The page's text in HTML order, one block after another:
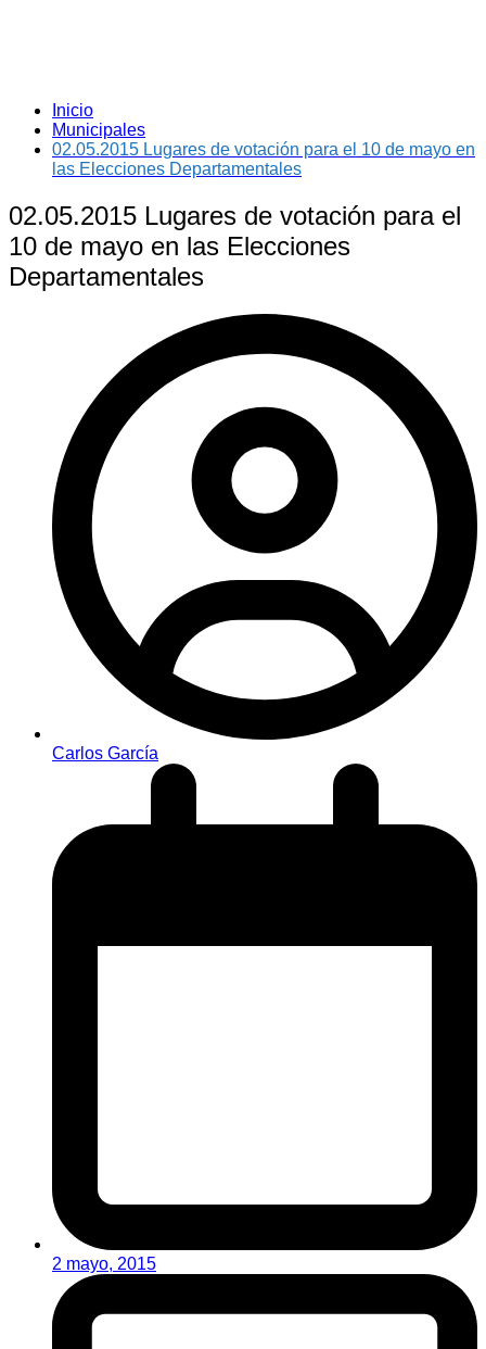
Inicio
Municipales
02.05.2015 Lugares de votación para el 10 de mayo en
las Elecciones Departamentales
02.05.2015 Lugares de votación para el
10 de mayo en las Elecciones
Departamentales
Carlos García
2 mayo, 2015